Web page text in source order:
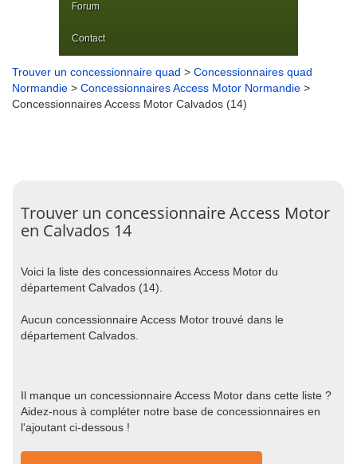
Forum
Contact
Trouver un concessionnaire quad > Concessionnaires quad
Normandie > Concessionnaires Access Motor Normandie >
Concessionnaires Access Motor Calvados (14)
Trouver un concessionnaire Access Motor
en Calvados 14
Voici la liste des concessionnaires Access Motor du
département Calvados (14).
Aucun concessionnaire Access Motor trouvé dans le
département Calvados.
Il manque un concessionnaire Access Motor dans cette liste ?
Aidez-nous à compléter notre base de concessionnaires en
l'ajoutant ci-dessous !